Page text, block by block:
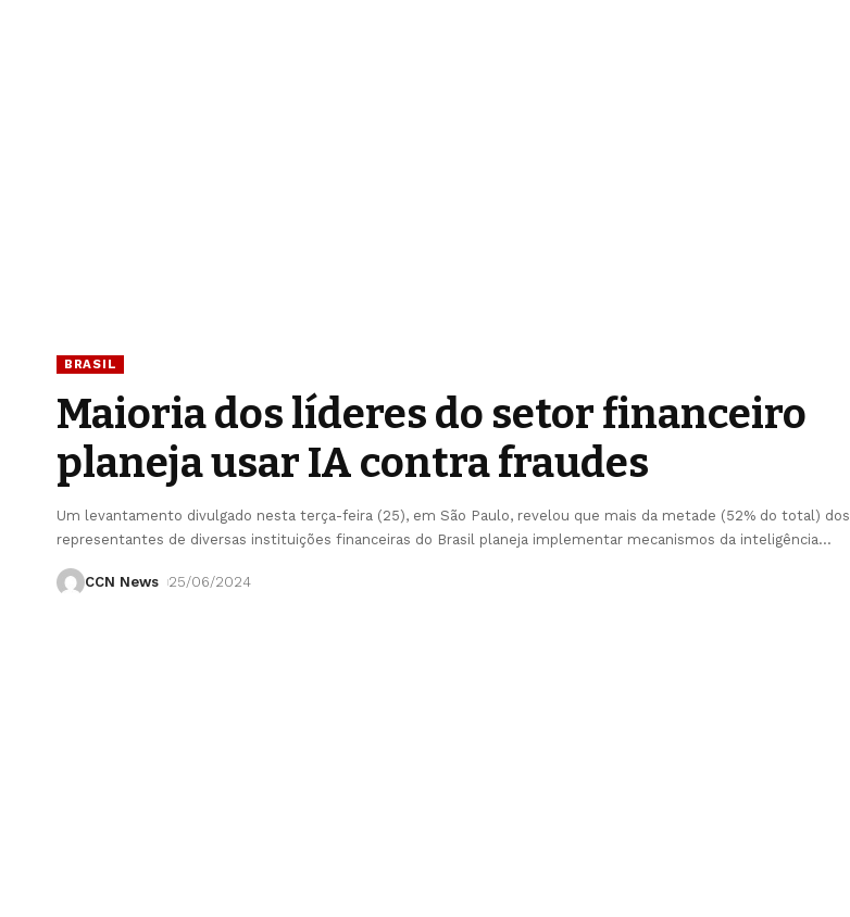
BRASIL
Maioria dos líderes do setor financeiro
planeja usar IA contra fraudes
Um levantamento divulgado nesta terça-feira (25), em São Paulo, revelou que mais da metade (52% do total) dos
representantes de diversas instituições financeiras do Brasil planeja implementar mecanismos da inteligência…
CCN News 25/06/2024